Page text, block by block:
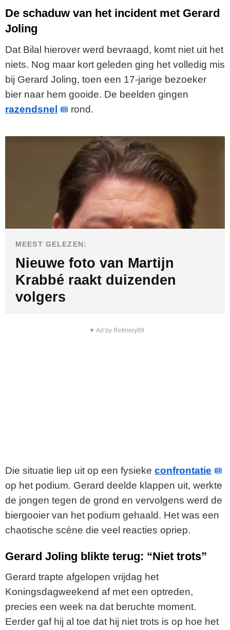
y
i
d
De schaduw van het incident met Gerard
Joling
Dat Bilal hierover werd bevraagd, komt niet uit het
niets. Nog maar kort geleden ging het volledig mis
bij Gerard Joling, toen een 17-jarige bezoeker
bier naar hem gooide. De beelden gingen
razendsnel
rond.
MEEST GELEZEN:
Nieuwe foto van Martijn
Krabbé raakt duizenden
volgers
▼ Ad by Refinery89
Die situatie liep uit op een fysieke confrontatie
op het podium. Gerard deelde klappen uit, werkte
de jongen tegen de grond en vervolgens werd de
biergooier van het podium gehaald. Het was een
chaotische scène die veel reacties opriep.
Gerard Joling blikte terug: “Niet trots”
Gerard trapte afgelopen vrijdag het
Koningsdagweekend af met een optreden,
precies een week na dat beruchte moment.
Eerder gaf hij al toe dat hij niet trots is op hoe het